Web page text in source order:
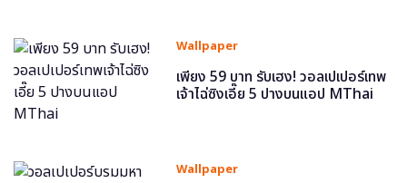
Wallpaper
เพียง 59 บาท รับเฮง! วอลเปเปอร์เทพ
เจ้าไฉ่ซิงเอี๊ย 5 ปางบนแอป MThai
Wallpaper